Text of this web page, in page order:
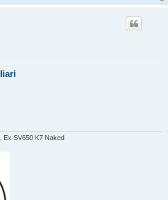
Ex SV650 K7 Naked